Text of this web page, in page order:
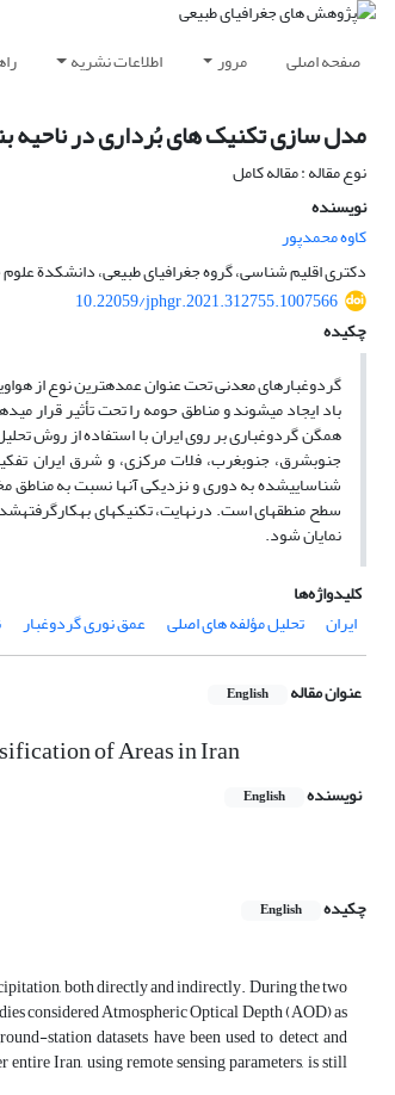
صفحه اصلی مرور اطلاعات نشریه
مدل‏ سازی تکنیک‏ های بُرداری در ناحیه‏
نوع مقاله : مقاله کامل
نویسنده
کاوه محمدپور
دکتری اقلیم‏ شناسی، گروه جغرافیای طبیعی، دانشکدة علوم
10.22059/jphgr.2021.312755.1007566
چکیده
گردوغبارهای معدنی تحت عنوان عمده‏ترین نوع از
همگن گردوغباری بر روی ایران با استفاده از روش
جنوب‏شرق، جنوب‏غرب، فلات مرکزی، و شرق ایران
شناسایی‏شده به دوری و نزدیکی آن‏ها نسبت به مناطق
سطح منطقه‏ای است. درنهایت، تکنیک‏های
نمایان شود.
کلیدواژه‌ها
ایران
تحلیل مؤلفه‏ های اصلی عمق نوری گردوغبار
عنوان مقاله English
of Areas in Iran
نویسنده English
چکیده
English
both directly and indirectly. During the two
considered Atmospheric Optical Depth (AOD) as
station datasets have been used to detect and
Iran, using remote sensing parameters, is still